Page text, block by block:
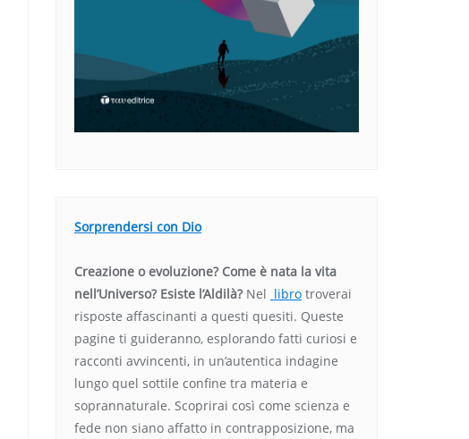
Sorprendersi con Dio
Creazione o evoluzione? Come è nata la vita
nell’Universo? Esiste l’Aldilà? Nel libro troverai
risposte affascinanti a questi quesiti. Queste
pagine ti guideranno, esplorando fatti curiosi e
racconti avvincenti, in un’autentica indagine
lungo quel sottile confine tra materia e
soprannaturale. Scoprirai così come scienza e
fede non siano affatto in contrapposizione, ma